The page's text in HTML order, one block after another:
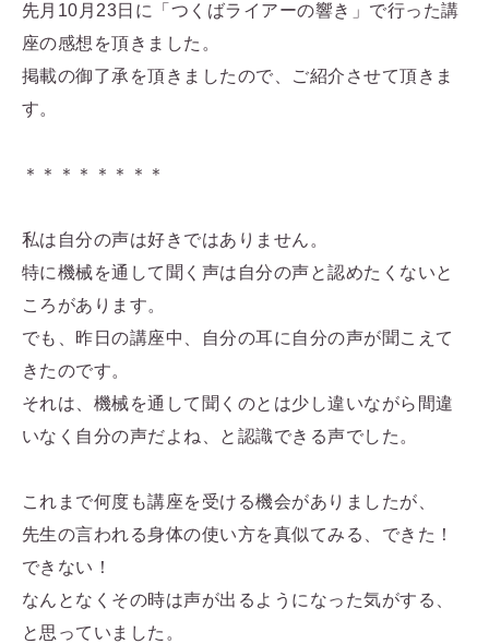
先月10月23日に「つくばライアーの響き」で行った講
座の感想を頂きました。
掲載の御了承を頂きましたので、ご紹介させて頂きま
す。
＊＊＊＊＊＊＊＊
私は自分の声は好きではありません。
特に機械を通して聞く声は自分の声と認めたくないと
ころがあります。
でも、昨日の講座中、自分の耳に自分の声が聞こえて
きたのです。
それは、機械を通して聞くのとは少し違いながら間違
いなく自分の声だよね、と認識できる声でした。
これまで何度も講座を受ける機会がありましたが、
先生の言われる身体の使い方を真似てみる、できた！
できない！
なんとなくその時は声が出るようになった気がする、
と思っていました。